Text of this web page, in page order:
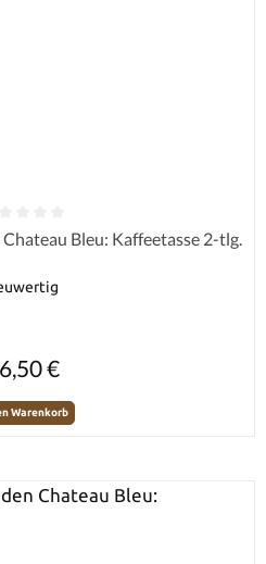
von 0 von 5 Sternen
Bleu: Kaffeetasse 2-tlg.
€
Warenkorb